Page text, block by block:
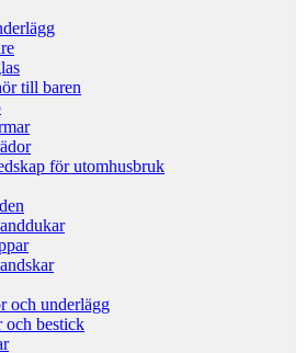
till baren
för utomhusbruk
och underlägg
och bestick